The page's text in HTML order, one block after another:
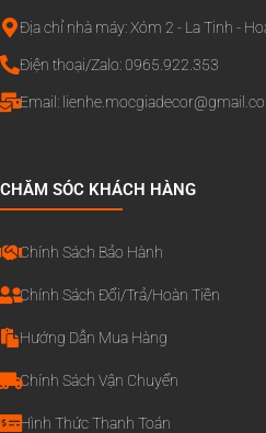
Địa chỉ nhà máy: Xóm 2 - La Tinh -
Điện thoại/Zalo: 0965.922.353
Email:
CHĂM SÓC KHÁCH HÀNG
Chính Sách Bảo Hành
Chính Sách Đổi/Trả/Hoàn Tiền
Hướng Dẫn Mua Hàng
Chính Sách Vận Chuyển
Hình Thức Thanh Toán